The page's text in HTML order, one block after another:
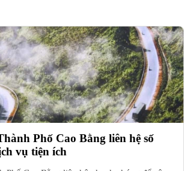
Phố Cao Bằng liên hệ số
vụ tiện ích